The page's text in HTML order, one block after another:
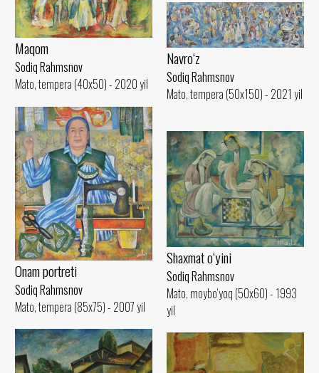
Maqom
Sodiq Rahmsnov
Mato, tempera (40x50) - 2020 yil
Navro‘z
Sodiq Rahmsnov
Mato, tempera (50x150) - 2021 yil
Onam portreti
Sodiq Rahmsnov
Mato, tempera (85x75) - 2007 yil
Shaxmat o‘yini
Sodiq Rahmsnov
Mato, moybo‘yoq (50x60) - 1993
yil